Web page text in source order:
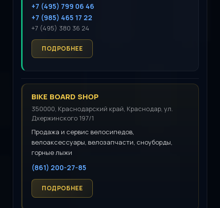
+7 (495) 799 06 46
+7 (985) 465 17 22
+7 (495) 380 36 24
BIKE BOARD SHOP
350000, Краснодарский край, Краснодар, ул.
Дхержинского 197/1
Продажа и сервис велосипедов,
велоаксессуары, велозапчасти, сноуборды,
горные лыжи
(861) 200-27-85